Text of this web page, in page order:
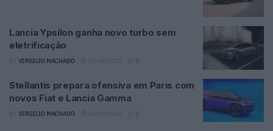
Lancia Ypsilon ganha novo turbo sem
eletrificação
VIRGILIO MACHADO 0
Stellantis prepara ofensiva em Paris com
novos Fiat e Lancia Gamma
VIRGILIO MACHADO 0